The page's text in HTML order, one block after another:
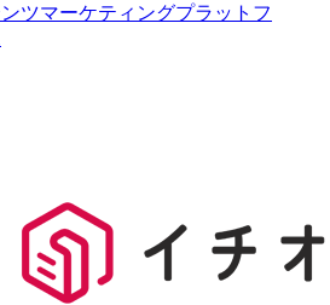
ツマーケティングプラットフ